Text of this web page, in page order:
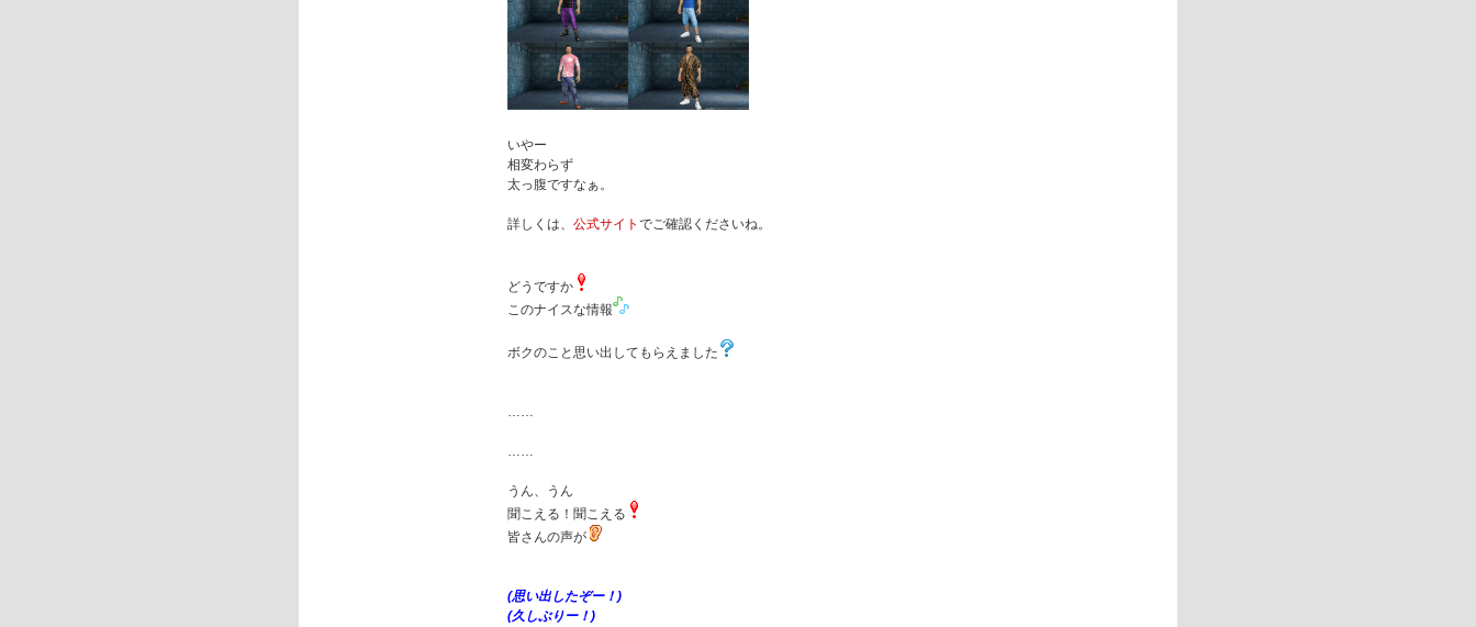
いやー
相変わらず
太っ腹ですなぁ。
詳しくは、 公式サイト でご確認くださいね。
どうですか
このナイスな情報
ボクのこと思い出してもらえました
……
……
うん、うん
聞こえる！聞こえる
皆さんの声が
(思い出したぞー！)
(久しぶりー！)